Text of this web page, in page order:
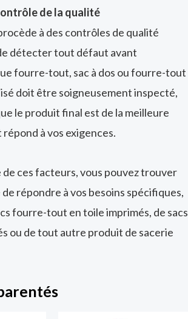
de la qualité
à des contrôles de qualité
détecter tout défaut avant
fourre-tout, sac à dos ou fourre-tout
doit être soigneusement inspecté,
le produit final est de la meilleure
à vos exigences.
ces facteurs, vous pouvez trouver
répondre à vos besoins spécifiques,
fourre-tout en toile imprimés, de sacs
ou de tout autre produit de sacerie